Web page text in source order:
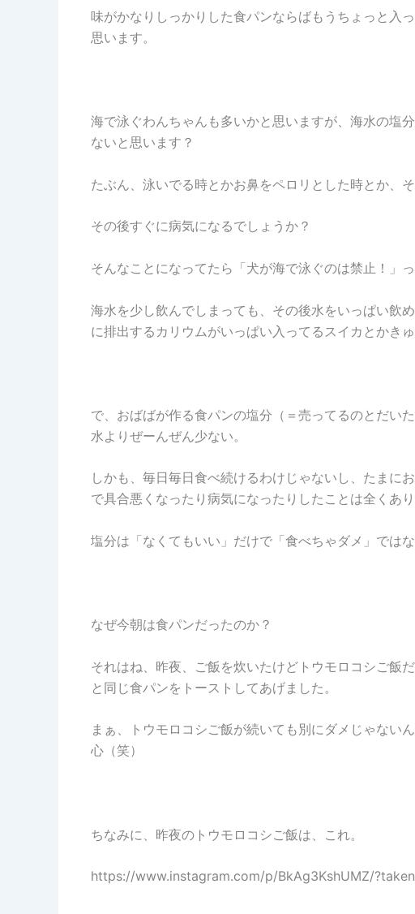
味がかなりしっかりした食パンならばもうちょっと入
思います。
海で泳ぐわんちゃんも多いかと思いますが、海水の塩
ないと思います？
たぶん、泳いでる時とかお鼻をペロリとした時とか、
その後すぐに病気になるでしょうか？
そんなことになってたら「犬が海で泳ぐのは禁止！」っ
海水を少し飲んでしまっても、その後水をいっぱい飲
に排出するカリウムがいっぱい入ってるスイカとかき
で、おばばが作る食パンの塩分（＝売ってるのとだい
水よりぜーんぜん少ない。
しかも、毎日毎日食べ続けるわけじゃないし、たまに
で具合悪くなったり病気になったりしたことは全くあり
塩分は「なくてもいい」だけで「食べちゃダメ」ではな
なぜ今朝は食パンだったのか？
それはね、昨夜、ご飯を炊いたけどトウモロコシご飯
と同じ食パンをトーストしてあげました。
まぁ、トウモロコシご飯が続いても別にダメじゃない
心（笑）
ちなみに、昨夜のトウモロコシご飯は、これ。
https://www.instagram.com/p/BkAg3KshUMZ/